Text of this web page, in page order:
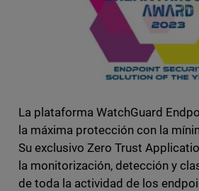
La plataforma WatchGuard
la máxima protección con la
Su exclusivo Zero Trust
la monitorización, detección y
de toda la actividad de los